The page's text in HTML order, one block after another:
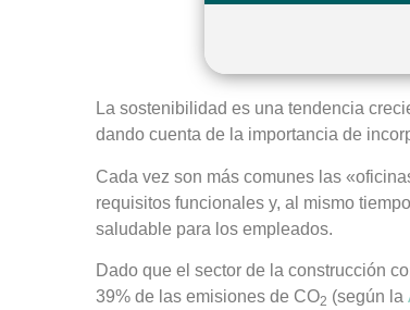
La sostenibilidad es una tendencia
dando cuenta de la importancia de
Cada vez son más comunes las
requisitos funcionales y, al mismo
saludable para los empleados.
Dado que el sector de la construcción
39% de las emisiones de CO2 (según la